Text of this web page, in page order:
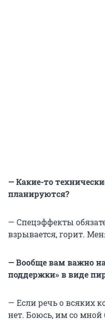
— Какие-то
планируются?
— Спецэффекты
взрывается, горит.
— Вообще вам важно
поддержки» в виде
— Если речь о всяких
нет. Боюсь, им со мной